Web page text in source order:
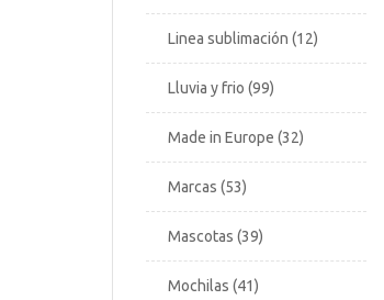
Linea sublimación 12
Lluvia y frio 99
Made in Europe 32
Marcas 53
Mascotas 39
Mochilas 41